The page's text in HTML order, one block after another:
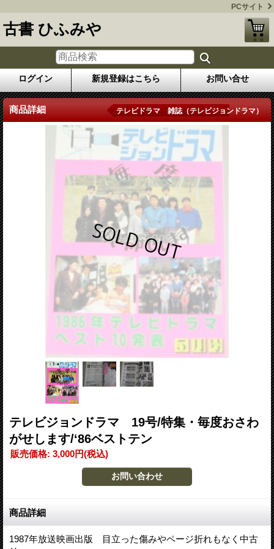
PCサイト
古書 ひふみや
ログイン 新規登録はこちら お問い合せ
商品詳細 テレビドラマ 雑誌（テレビジョンドラマ）
テレビジョンドラマ 19号/特集・毎度おさわ
がせします/‘86ベストテン
販売価格: 3,000円(税込)
商品詳細
1987年放送映画出版 目立った傷みやページ折れもなく中古